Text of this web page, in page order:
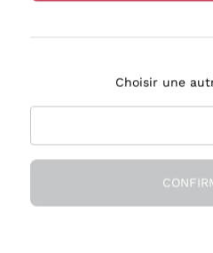
en 2-4 jours
en France
Choisir une